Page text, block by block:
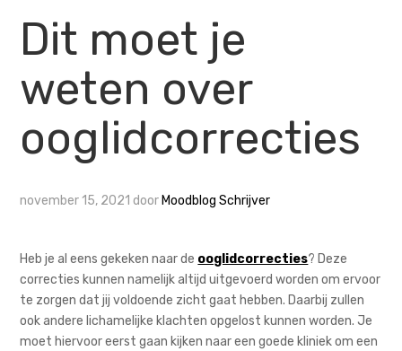
Dit moet je
weten over
ooglidcorrecties
november 15, 2021 doorMoodblog Schrijver
Heb je al eens gekeken naar de ooglidcorrecties? Deze
correcties kunnen namelijk altijd uitgevoerd worden om ervoor
te zorgen dat jij voldoende zicht gaat hebben. Daarbij zullen
ook andere lichamelijke klachten opgelost kunnen worden. Je
moet hiervoor eerst gaan kijken naar een goede kliniek om een